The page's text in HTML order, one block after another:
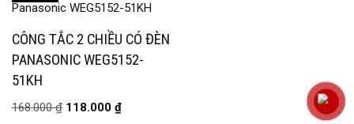
CÔNG TẮC 2 CHIỀU CÓ ĐÈN
PANASONIC WEG5152-
51KH
168.000₫ 118.000 ₫